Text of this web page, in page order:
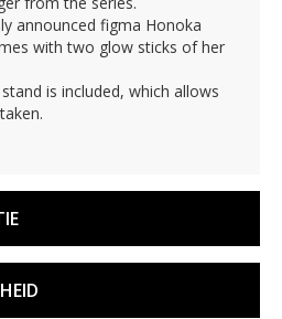
announced figma Honoka
with two glow sticks of her
is included, which allows